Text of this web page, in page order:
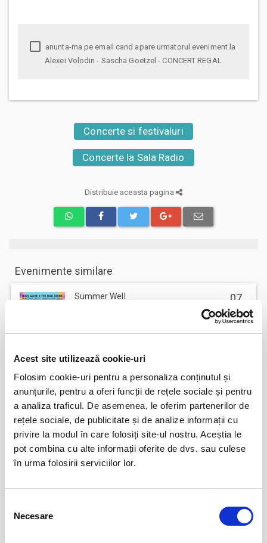
Acest site utilizează cookie-uri
Folosim cookie-uri pentru a personaliza conținutul și
anunțurile, pentru a oferi funcții de rețele sociale și pentru
a analiza traficul. De asemenea, le oferim partenerilor de
rețele sociale, de publicitate și de analize informații cu
privire la modul în care folosiți site-ul nostru. Aceștia le
pot combina cu alte informații oferite de dvs. sau culese
în urma folosirii serviciilor lor.
consimțământului
Necesare
Alexei Volodin - Sascha Goetzel - CONCERT REGAL
Concerte si festivaluri
Concerte la Sala Radio
Distribuie aceasta pagina
Evenimente similare
Summer Well 07
aug
Marc Euvrie - Nomadic Piano & Cello
Vlaha
BILETE
12
aug
FESTOBAL
BILETE